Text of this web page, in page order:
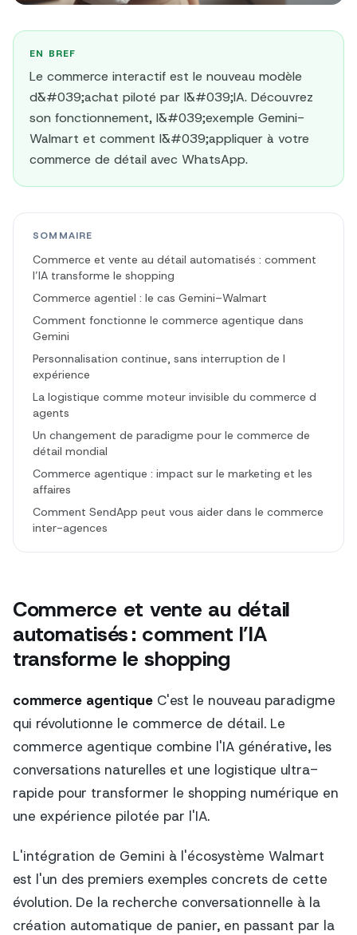
EN BREF
Le commerce interactif est le nouveau modèle
d&#039;achat piloté par l&#039;IA. Découvrez
son fonctionnement, l&#039;exemple Gemini-
Walmart et comment l&#039;appliquer à votre
commerce de détail avec WhatsApp.
SOMMAIRE
Commerce et vente au détail automatisés : comment
l’IA transforme le shopping
Commerce agentiel : le cas Gemini–Walmart
Comment fonctionne le commerce agentique dans
Gemini
Personnalisation continue, sans interruption de l
expérience
La logistique comme moteur invisible du commerce d
agents
Un changement de paradigme pour le commerce de
détail mondial
Commerce agentique : impact sur le marketing et les
affaires
Comment SendApp peut vous aider dans le commerce
inter-agences
Commerce et vente au détail
automatisés : comment l’IA
transforme le shopping
commerce agentique C'est le nouveau paradigme
qui révolutionne le commerce de détail. Le
commerce agentique combine l'IA générative, les
conversations naturelles et une logistique ultra-
rapide pour transformer le shopping numérique en
une expérience pilotée par l'IA.
L'intégration de Gemini à l'écosystème Walmart
est l'un des premiers exemples concrets de cette
évolution. De la recherche conversationnelle à la
création automatique de panier, en passant par la